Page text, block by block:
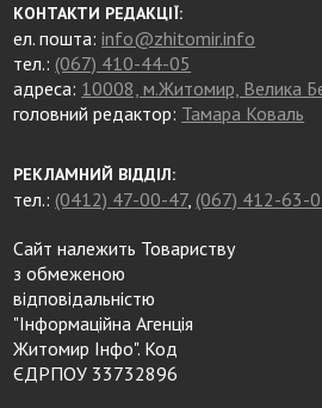
КОНТАКТИ РЕДАКЦІЇ:
ел. пошта:info@zhitomir.info
тел.: (067) 410-44-05
адреса: 10008, м.Житомир, Велика
головний редактор: Тамара Коваль
РЕКЛАМНИЙ ВІДДІЛ:
тел.: (0412) 47-00-47, (067) 412-63-
Сайт належить Товариству
з обмеженою
відповідальністю
"Інформаційна Агенція
Житомир Інфо". Код
ЄДРПОУ 33732896